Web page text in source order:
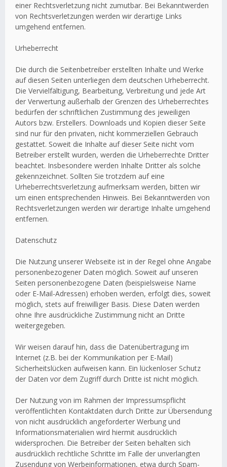
einer Rechtsverletzung nicht zumutbar. Bei Bekanntwerden
von Rechtsverletzungen werden wir derartige Links
umgehend entfernen.
Urheberrecht
Die durch die Seitenbetreiber erstellten Inhalte und Werke
auf diesen Seiten unterliegen dem deutschen Urheberrecht.
Die Vervielfältigung, Bearbeitung, Verbreitung und jede Art
der Verwertung außerhalb der Grenzen des Urheberrechtes
bedürfen der schriftlichen Zustimmung des jeweiligen
Autors bzw. Erstellers. Downloads und Kopien dieser Seite
sind nur für den privaten, nicht kommerziellen Gebrauch
gestattet. Soweit die Inhalte auf dieser Seite nicht vom
Betreiber erstellt wurden, werden die Urheberrechte Dritter
beachtet. Insbesondere werden Inhalte Dritter als solche
gekennzeichnet. Sollten Sie trotzdem auf eine
Urheberrechtsverletzung aufmerksam werden, bitten wir
um einen entsprechenden Hinweis. Bei Bekanntwerden von
Rechtsverletzungen werden wir derartige Inhalte umgehend
entfernen.
Datenschutz
Die Nutzung unserer Webseite ist in der Regel ohne Angabe
personenbezogener Daten möglich. Soweit auf unseren
Seiten personenbezogene Daten (beispielsweise Name
oder E-Mail-Adressen) erhoben werden, erfolgt dies, soweit
möglich, stets auf freiwilliger Basis. Diese Daten werden
ohne Ihre ausdrückliche Zustimmung nicht an Dritte
weitergegeben.
Wir weisen darauf hin, dass die Datenübertragung im
Internet (z.B. bei der Kommunikation per E-Mail)
Sicherheitslücken aufweisen kann. Ein lückenloser Schutz
der Daten vor dem Zugriff durch Dritte ist nicht möglich.
Der Nutzung von im Rahmen der Impressumspflicht
veröffentlichten Kontaktdaten durch Dritte zur Übersendung
von nicht ausdrücklich angeforderter Werbung und
Informationsmaterialien wird hiermit ausdrücklich
widersprochen. Die Betreiber der Seiten behalten sich
ausdrücklich rechtliche Schritte im Falle der unverlangten
Zusendung von Werbeinformationen, etwa durch Spam-